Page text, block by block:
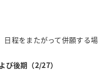
日程をまたがって併願する場
び後期 （2/27）